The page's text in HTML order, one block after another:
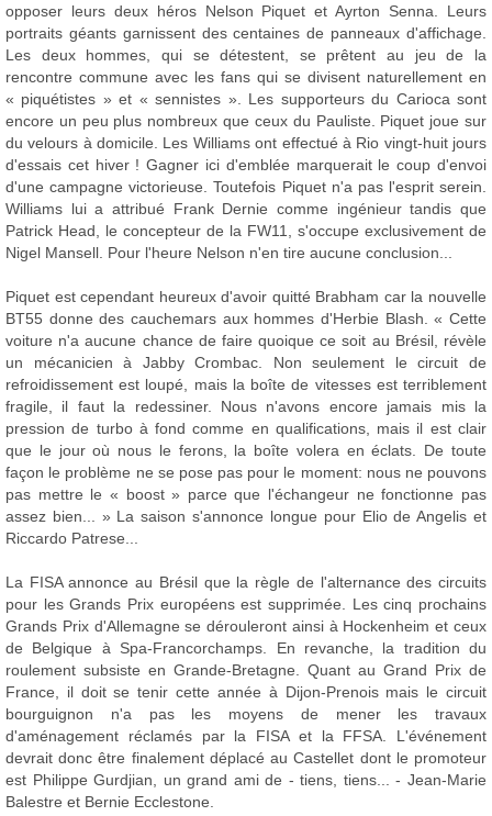
opposer leurs deux héros Nelson Piquet et Ayrton Senna. Leurs
portraits géants garnissent des centaines de panneaux d'affichage.
Les deux hommes, qui se détestent, se prêtent au jeu de la
rencontre commune avec les fans qui se divisent naturellement en
« piquétistes » et « sennistes ». Les supporteurs du Carioca sont
encore un peu plus nombreux que ceux du Pauliste. Piquet joue sur
du velours à domicile. Les Williams ont effectué à Rio vingt-huit jours
d'essais cet hiver ! Gagner ici d'emblée marquerait le coup d'envoi
d'une campagne victorieuse. Toutefois Piquet n'a pas l'esprit serein.
Williams lui a attribué Frank Dernie comme ingénieur tandis que
Patrick Head, le concepteur de la FW11, s'occupe exclusivement de
Nigel Mansell. Pour l'heure Nelson n'en tire aucune conclusion...
Piquet est cependant heureux d'avoir quitté Brabham car la nouvelle
BT55 donne des cauchemars aux hommes d'Herbie Blash. « Cette
voiture n'a aucune chance de faire quoique ce soit au Brésil, révèle
un mécanicien à Jabby Crombac. Non seulement le circuit de
refroidissement est loupé, mais la boîte de vitesses est terriblement
fragile, il faut la redessiner. Nous n'avons encore jamais mis la
pression de turbo à fond comme en qualifications, mais il est clair
que le jour où nous le ferons, la boîte volera en éclats. De toute
façon le problème ne se pose pas pour le moment: nous ne pouvons
pas mettre le « boost » parce que l'échangeur ne fonctionne pas
assez bien... » La saison s'annonce longue pour Elio de Angelis et
Riccardo Patrese...
La FISA annonce au Brésil que la règle de l'alternance des circuits
pour les Grands Prix européens est supprimée. Les cinq prochains
Grands Prix d'Allemagne se dérouleront ainsi à Hockenheim et ceux
de Belgique à Spa-Francorchamps. En revanche, la tradition du
roulement subsiste en Grande-Bretagne. Quant au Grand Prix de
France, il doit se tenir cette année à Dijon-Prenois mais le circuit
bourguignon n'a pas les moyens de mener les travaux
d'aménagement réclamés par la FISA et la FFSA. L'événement
devrait donc être finalement déplacé au Castellet dont le promoteur
est Philippe Gurdjian, un grand ami de - tiens, tiens... - Jean-Marie
Balestre et Bernie Ecclestone.